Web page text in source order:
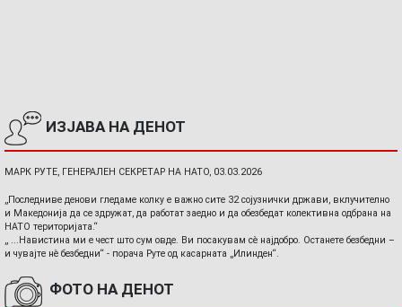
ИЗЈАВА НА ДЕНОТ
МАРК РУТЕ, ГЕНЕРАЛЕН СЕКРЕТАР НА НАТО, 03.03.2026
„Последниве денови гледаме колку е важно сите 32 сојузнички држави, вклучително
и Македонија да се здружат, да работат заедно и да обезбедат колективна одбрана на
НАТО територијата.“
„ ...Навистина ми е чест што сум овде. Ви посакувам сè најдобро. Останете безбедни –
и чувајте нè безбедни“ - порача Руте од касарната „Илинден“.
ФОТО НА ДЕНОТ